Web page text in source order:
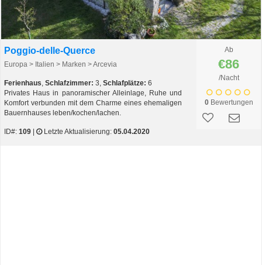
Poggio-delle-Querce
Europa > Italien > Marken > Arcevia
Ferienhaus, Schlafzimmer: 3, Schlafplätze: 6
Privates Haus in panoramischer Alleinlage, Ruhe und
Komfort verbunden mit dem Charme eines ehemaligen
Bauernhauses leben/kochen/lachen.
ID#: 109 Letzte Aktualisierung: 05.04.2020
Ab
€86
/Nacht
0Bewertungen